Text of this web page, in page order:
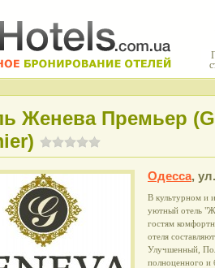
Женева Премьер
Одесса,
В культурном и
уютный отель
гостям
отеля
Улучшенный,
полноценного и